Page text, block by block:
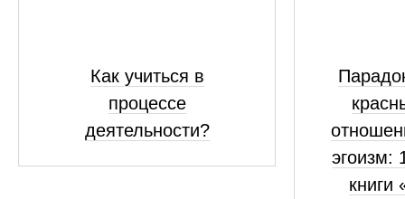
Как учиться в
процессе
деятельности?
эгоизм:
книги